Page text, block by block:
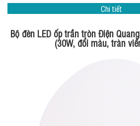
Chi tiết
Bộ đèn LED ốp trần tròn Điện
(30W, đổi màu, tràn